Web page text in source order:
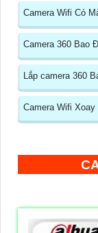
Camera Wifi Có
Camera 360 Bao
Lắp camera 360
Camera Wifi Xoay